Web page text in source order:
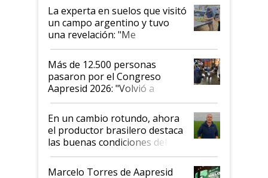
La experta en suelos que visitó
un campo argentino y tuvo
una revelación: "Me
impresionó mucho"
Más de 12.500 personas
pasaron por el Congreso
Aapresid 2026: "Volvió a
demostrar que hablar del
suelo es hablar de todo el
sistema productivo"
En un cambio rotundo, ahora
el productor brasilero destaca
las buenas condiciones del
agro argentino para invertir:
"Los veo más motivados"
Marcelo Torres de Aapresid